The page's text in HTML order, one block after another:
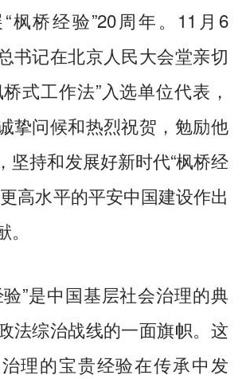
枫桥经验”20周年。11月6
书记在北京人民大会堂亲切
式工作法”入选单位代表，
挚问候和热烈祝贺，勉励他
坚持和发展好新时代“枫桥经
高水平的平安中国建设作出
”是中国基层社会治理的典
法综治战线的一面旗帜。这
理的宝贵经验在传承中发